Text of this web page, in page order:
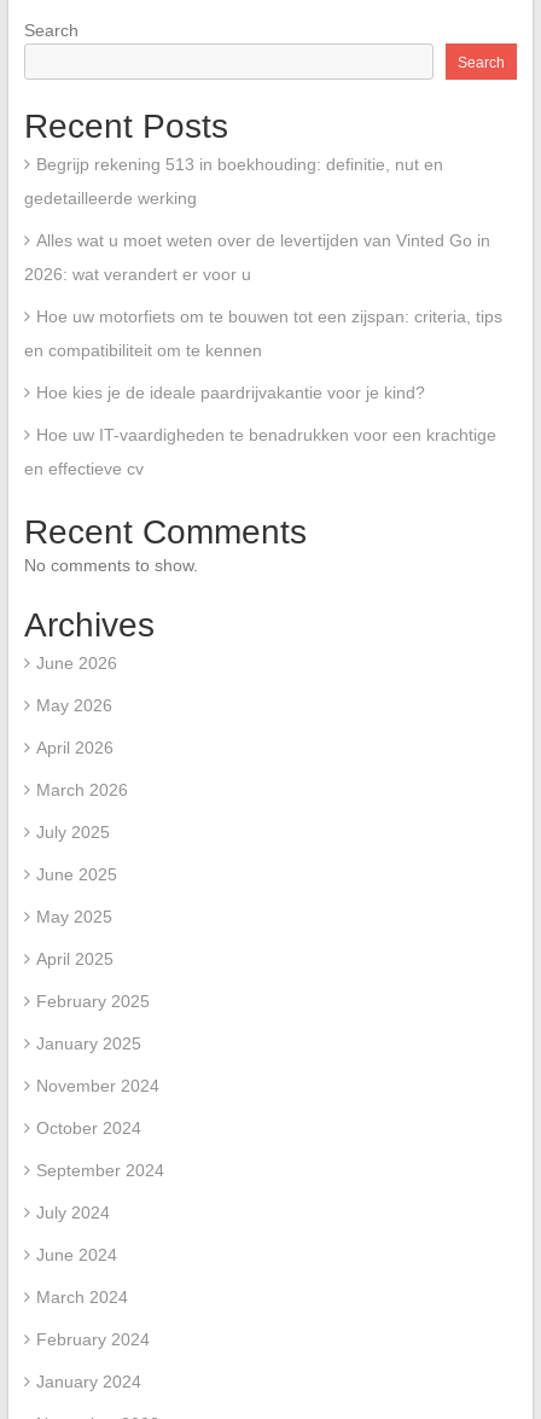
Search
Search
Recent Posts
Begrijp rekening 513 in boekhouding: definitie, nut en
gedetailleerde werking
Alles wat u moet weten over de levertijden van Vinted Go in
2026: wat verandert er voor u
Hoe uw motorfiets om te bouwen tot een zijspan: criteria, tips
en compatibiliteit om te kennen
Hoe kies je de ideale paardrijvakantie voor je kind?
Hoe uw IT-vaardigheden te benadrukken voor een krachtige
en effectieve cv
Recent Comments
No comments to show.
Archives
June 2026
May 2026
April 2026
March 2026
July 2025
June 2025
May 2025
April 2025
February 2025
January 2025
November 2024
October 2024
September 2024
July 2024
June 2024
March 2024
February 2024
January 2024